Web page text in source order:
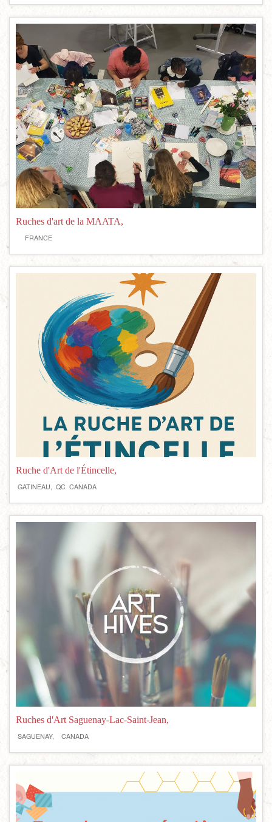
Ruches d'art de la MAATA,
FRANCE
Ruche d'Art de l'Étincelle,
GATINEAU, QC CANADA
Ruches d'Art Saguenay-Lac-Saint-Jean,
SAGUENAY, CANADA